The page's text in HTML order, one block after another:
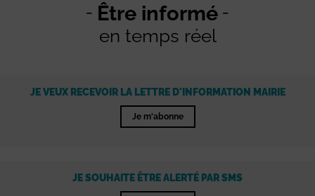
Être informé
en temps réel
JE VEUX RECEVOIR LA LETTRE D'INFORMATION MAIRIE
Je m'abonne
JE SOUHAITE ÊTRE ALERTÉ PAR SMS